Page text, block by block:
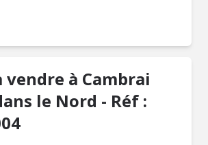
vendre à Cambrai
le Nord - Réf :